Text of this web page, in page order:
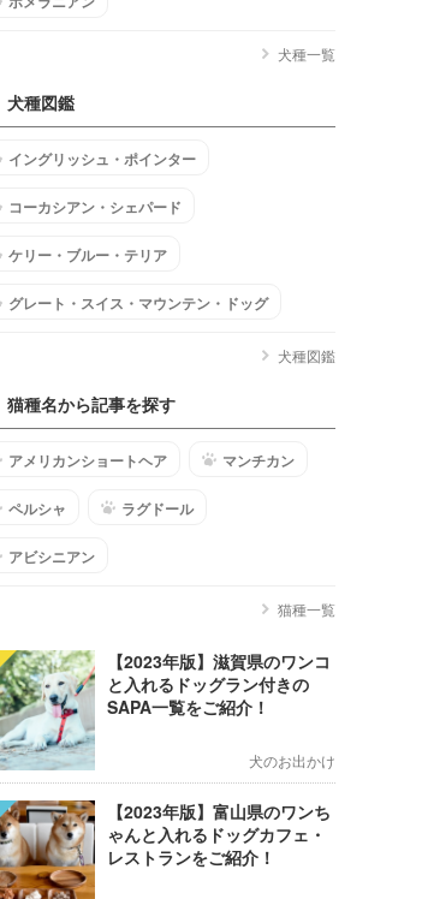
犬種一覧
犬種図鑑
イングリッシュ・ポインター
コーカシアン・シェパード
ケリー・ブルー・テリア
グレート・スイス・マウンテン・ドッグ
犬種図鑑
猫種名から記事を探す
アメリカンショートヘア マンチカン
ペルシャ ラグドール
アビシニアン
猫種一覧
【2023年版】滋賀県のワンコ
と入れるドッグラン付きの
SAPA一覧をご紹介！
犬のお出かけ
【2023年版】富山県のワンち
ゃんと入れるドッグカフェ・
レストランをご紹介！